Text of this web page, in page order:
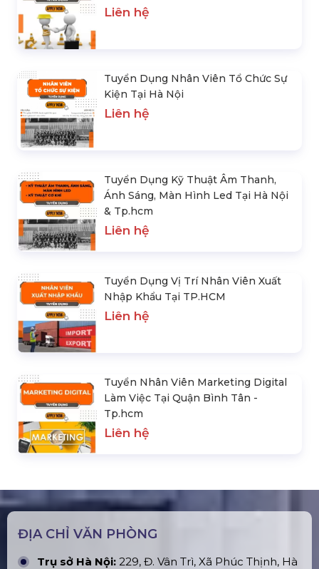
Liên hệ
Tuyển Dụng Nhân Viên Tổ Chức Sự
Kiện Tại Hà Nội
Liên hệ
Tuyển Dụng Kỹ Thuật Âm Thanh,
Ánh Sáng, Màn Hình Led Tại Hà Nội
& Tp.hcm
Liên hệ
Tuyển Dụng Vị Trí Nhân Viên Xuất
Nhập Khẩu Tại TP.HCM
Liên hệ
Tuyển Nhân Viên Marketing Digital
Làm Việc Tại Quận Bình Tân -
Tp.hcm
Liên hệ
ĐỊA CHỈ VĂN PHÒNG
Trụ sở Hà Nội: 229, Đ. Vân Trì, Xã Phúc Thịnh, Hà